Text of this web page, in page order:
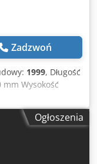
do
i
Numer
Zadzwoń
1999, Długość
Wysokość
300 mm Silnik piły
punktowania maks.
1,5 kW Stoły z
Ogłoszenia